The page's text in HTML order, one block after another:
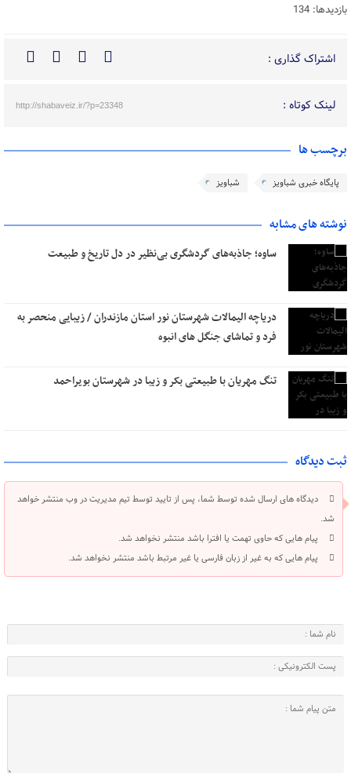
بازدیدها: 134
اشتراک گذاری :
لینک کوتاه : http://shabaveiz.ir/?p=23348
برچسب ها
پایگاه خبری شباویز شباویز
نوشته های مشابه
ساوه؛ جاذبه‌های گردشگری بی‌نظیر در دل تاریخ و طبیعت
دریاچه الیمالات شهرستان نور استان مازندران / زیبایی منحصر به
فرد و تماشای جنگل های انبوه
تنگ مهریان با طبیعتی بکر و زیبا در شهرستان بویراحمد
ثبت دیدگاه
دیدگاه های ارسال شده توسط شما، پس از تایید توسط تیم مدیریت در وب منتشر خواهد
شد.
پیام هایی که حاوی تهمت یا افترا باشد منتشر نخواهد شد.
پیام هایی که به غیر از زبان فارسی یا غیر مرتبط باشد منتشر نخواهد شد.